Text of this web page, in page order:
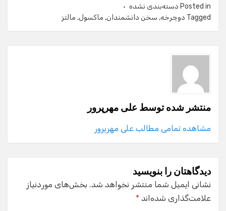
Posted in دسته‌بندی نشده
Tagged دوچرخه, سخن دانشمندان, ماکسول, مالتز
منتشر شده توسطعلی مهرپرور
مشاهده تمامی مطالب علی مهرپرور
دیدگاهتان را بنویسید
نشانی ایمیل شما منتشر نخواهد شد. بخش‌های موردنیاز
علامت‌گذاری شده‌اند *